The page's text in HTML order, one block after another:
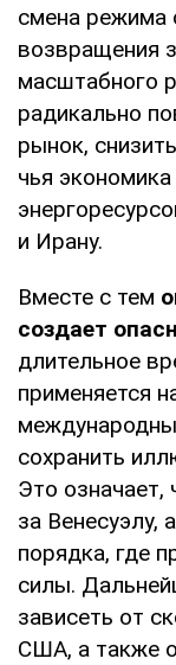
смена режима
возвращения
масштабного
радикально
рынок,
чья
и Ирану.
Вместе с тем
создает
длительное
применяется
сохранить
Это означает,
за Венесуэлу,
порядка, где
силы.
зависеть от
США, а также